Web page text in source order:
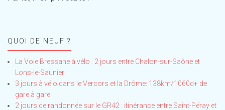
QUOI DE NEUF ?
La Voie Bressane à vélo : 2 jours entre Chalon-sur-Saône et
Lons-le-Saunier
3 jours à vélo dans le Vercors et la Drôme: 138km/1060d+ de
gare à gare
2 jours de randonnée sur le GR42 : itinérance entre Saint-Péray et